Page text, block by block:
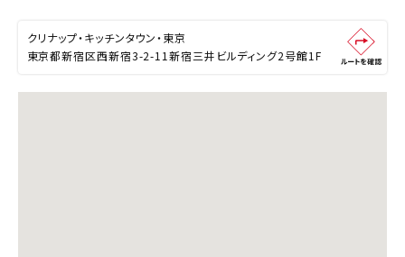
クリナップ・キッチンタウン・東京
東京都新宿区西新宿3-2-11新宿三井ビルディング2号館1F